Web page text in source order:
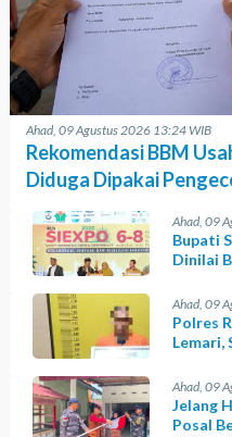
Ahad, 09 Agustus 2026 13:24 WIB
Rekomendasi BBM
Diduga Dipakai
Ahad, 09
Bupati
Dinilai
Ahad, 09
Polres
Lemari,
Ahad, 09
Jelang
Posal